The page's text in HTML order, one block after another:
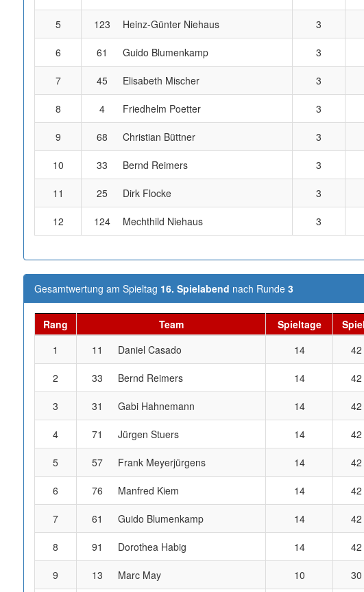
5 123 Heinz-Günter Niehaus 3
6 61 Guido Blumenkamp 3
7 45 Elisabeth Mischer 3
8 4 Friedhelm Poetter 3
9 68 Christian Büttner 3
10 33 Bernd Reimers 3
11 25 Dirk Flocke 3
12 124 Mechthild Niehaus 3
Gesamtwertung am Spieltag 16. Spielabend nach Runde 3
Rang Team Spieltage
1
11 Daniel Casado 14 42
2 33 Bernd Reimers 14 42
3 31 Gabi Hahnemann 14 42
4 71 Jürgen Stuers 14 42
5 57 Frank Meyerjürgens 14 42
6 76 Manfred Kiem 14 42
7 61 Guido Blumenkamp 14 42
8 91 Dorothea Habig 14 42
9 13 Marc May 10 30